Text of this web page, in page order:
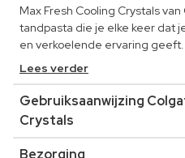
Max Fresh Cooling Crystals
tandpasta die je elke keer dat
en verkoelende ervaring geeft.
Lees verder
Gebruiksaanwijzing
Crystals
Bezorging